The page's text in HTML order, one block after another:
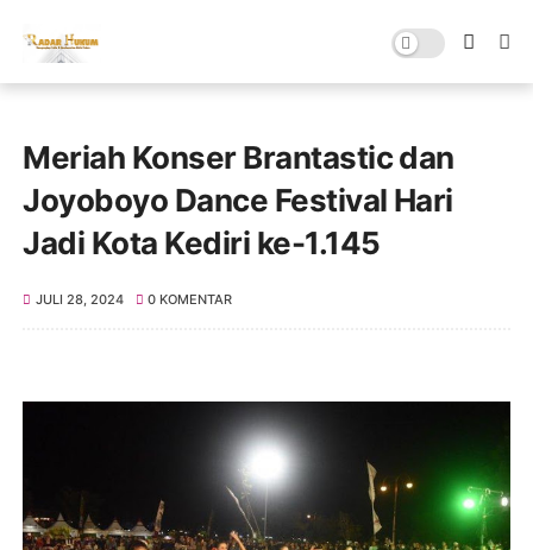
Meriah Konser Brantastic dan
Joyoboyo Dance Festival Hari
Jadi Kota Kediri ke-1.145
JULI 28, 2024 0 KOMENTAR